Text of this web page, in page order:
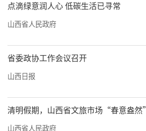
点滴绿意润人心 低碳生活已寻常
山西省人民政府
省委政协工作会议召开
山西日报
清明假期，山西省文旅市场“春意盎然”
山西省人民政府